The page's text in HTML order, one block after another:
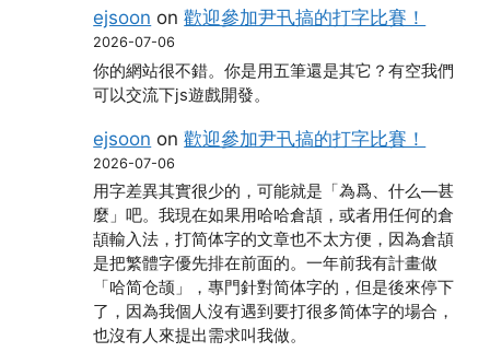
ejsoon on歡迎參加尹卂搞的打字比賽！
2026-07-06
你的網站很不錯。你是用五筆還是其它？有空我們
可以交流下js遊戲開發。
ejsoon on歡迎參加尹卂搞的打字比賽！
2026-07-06
用字差異其實很少的，可能就是「為爲、什么―甚
麼」吧。我現在如果用哈哈倉頡，或者用任何的倉
頡輸入法，打简体字的文章也不太方便，因為倉頡
是把繁體字優先排在前面的。一年前我有計畫做
「哈简仓颉」，專門針對简体字的，但是後來停下
了，因為我個人沒有遇到要打很多简体字的場合，
也沒有人來提出需求叫我做。